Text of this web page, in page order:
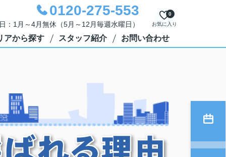
0120-275-553
1月～4月無休（5月～12月毎週水曜日） お気に入り
0
アから探す スタッフ紹介 お問い合わせ